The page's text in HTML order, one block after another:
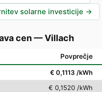
solarne investicije →
cen —Villach
Povprečje
€ 0,1113 /kWh
€ 0,1520 /kWh